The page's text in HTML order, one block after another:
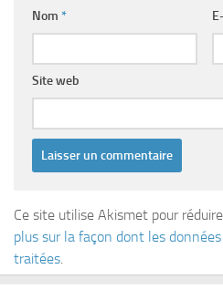
Nom *
Site web
Ce site utilise Akismet pour
plus sur la façon dont les
traitées.